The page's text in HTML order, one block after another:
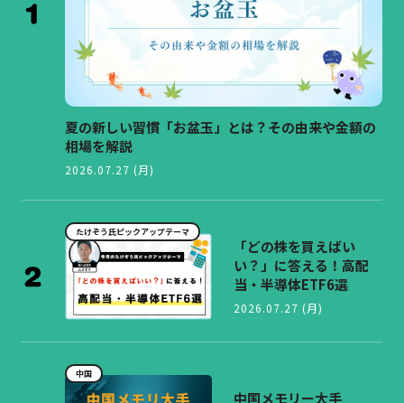
夏の新しい習慣「お盆玉」とは？その由来や金額の
相場を解説
2026.07.27 (月)
たけぞう氏ピックアップテーマ
「どの株を買えばい
い？」に答える！高配
当・半導体ETF6選
2026.07.27 (月)
中国
中国メモリー大手